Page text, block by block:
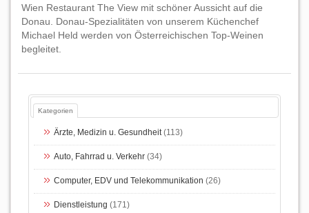
Wien Restaurant The View mit schöner Aussicht auf die
Donau. Donau-Spezialitäten von unserem Küchenchef
Michael Held werden von Österreichischen Top-Weinen
begleitet.
Kategorien
Ärzte, Medizin u. Gesundheit(113)
Auto, Fahrrad u. Verkehr (34)
Computer, EDV und Telekommunikation (26)
Dienstleistung (171)